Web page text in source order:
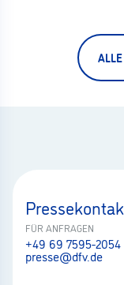
FÜR ANFRAGEN
+49 69 7595-2054
presse@dfv.de